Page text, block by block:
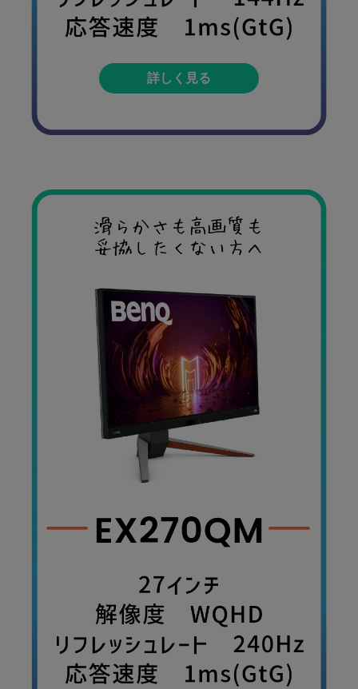
詳しく見る